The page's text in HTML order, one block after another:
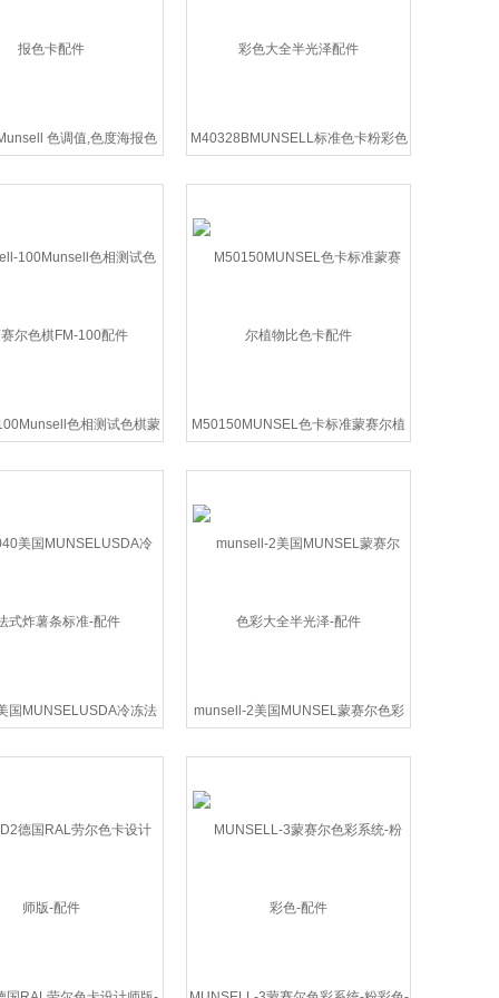
色调值,色度海报色 M40328BMUNSELL标准色卡粉彩色
色相测试色棋蒙 M50150MUNSEL色卡标准蒙赛尔植
国MUNSELUSDA冷冻法 munsell-2美国MUNSEL蒙赛尔色彩